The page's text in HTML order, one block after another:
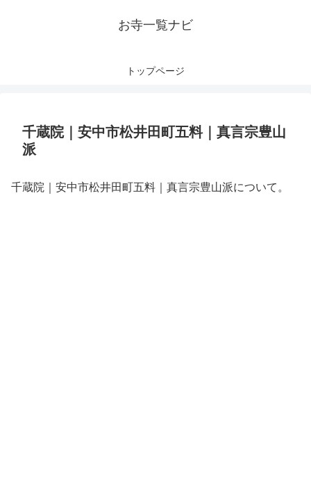
お寺一覧ナビ
トップページ
千蔵院｜安中市松井田町五料｜真言宗豊山
派
千蔵院｜安中市松井田町五料｜真言宗豊山派について。